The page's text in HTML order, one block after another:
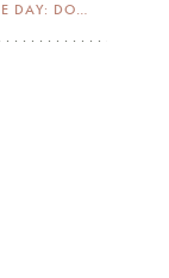
LOOK OF THE DAY: DOUCE